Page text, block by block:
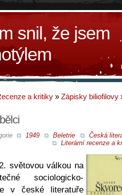
snil, že jsem
a kritiky » Zápisky biliofilovy
1949 Beletrie
Česká
Literární recenze a
světovou válkou na
sociologicko-
v české literatuře